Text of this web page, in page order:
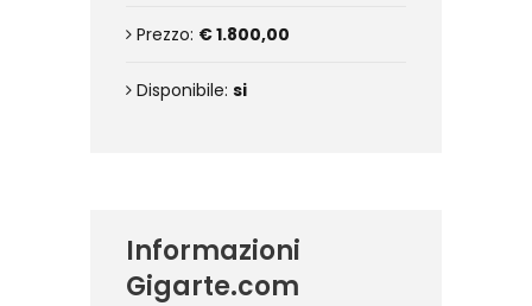
Prezzo: € 1.800,00
Disponibile: si
Informazioni
Gigarte.com